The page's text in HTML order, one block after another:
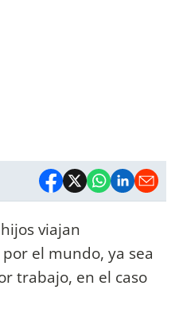
viajan
el mundo, ya sea
trabajo, en el caso